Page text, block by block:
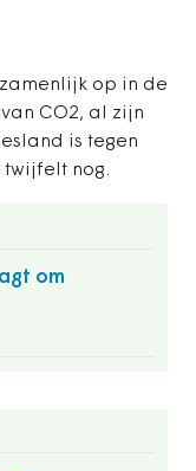
op in de
CO2, al zijn
is tegen
twijfelt nog.
om